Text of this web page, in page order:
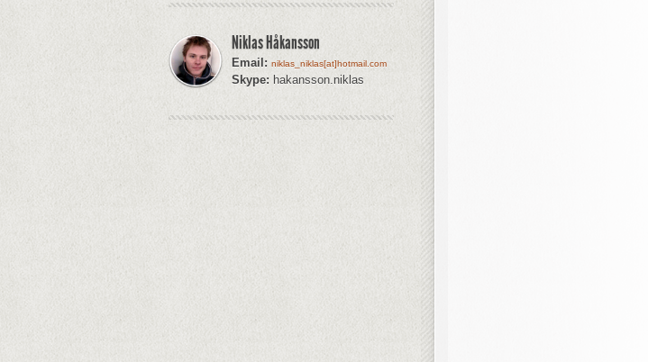
Niklas Håkansson
Email: niklas_niklas[at]hotmail.com
Skype: hakansson.niklas